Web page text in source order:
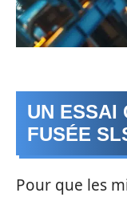
UN ESSAI
FUSÉE
Pour que les